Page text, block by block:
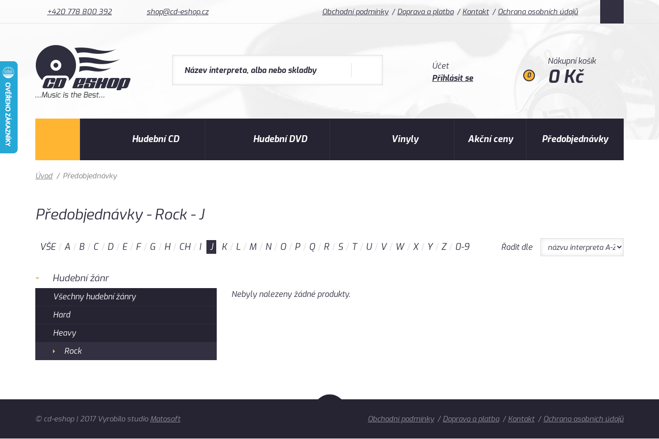
+420 778 800 392 shop@cd-eshop.cz Obchodní podmínky Doprava a platba Kontakt Ochrana osobních údajů
Účet
Přihlásit se
0
Nákupní košík
0 Kč
Hudební CD Hudební DVD Vinyly Akční ceny Předobjednávky
Úvod / Předobjednávky
Předobjednávky - Rock - J
VŠE A B C D E F G H CH I J K L M N O P Q R S T U V W X Y Z 0-9 Řadit dle
Hudební žánr
Všechny hudební žánry
Hard
Heavy
Rock
Nebyly nalezeny žádné produkty.
© cd-eshop | 2017 Vyrobilo studio Matosoft Obchodní podmínky Doprava a platba Kontakt Ochrana osobních údajů